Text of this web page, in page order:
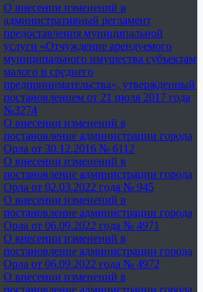
О внесении изменений в
административный регламент
предоставления муниципальной
услуги «Отчуждение арендуемого
муниципального имущества субъектам
малого и среднего
предпринимательства», утвержденный
постановлением от 21 июля 2017 года
№3274
О внесении изменений в
постановление администрации города
Орла от 30.12.2016 № 6112
О внесении изменений в
постановление администрации города
Орла от 02.03.2022 года № 945
О внесении изменений в
постановление администрации города
Орла от 06.09.2022 года № 4971
О внесении изменений в
постановление администрации города
Орла от 06.09.2022 года № 4972
О внесении изменений в
постановление администрации города